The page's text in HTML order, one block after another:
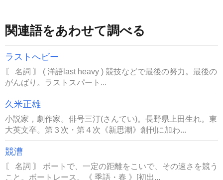
関連語をあわせて調べる
ラストへビー
〘 名詞 〙 ( 洋語last heavy ) 競技などで最後の努力。最後の
がんばり。ラストスパート...
久米正雄
小説家，劇作家。俳号三汀(さんてい)。長野県上田生れ。東
大英文卒。第３次・第４次《新思潮》創刊に加わ...
競漕
〘 名詞 〙 ボートで、一定の距離をこいで、その速さを競う
こと。ボートレース。《 季語・春 》[初出...